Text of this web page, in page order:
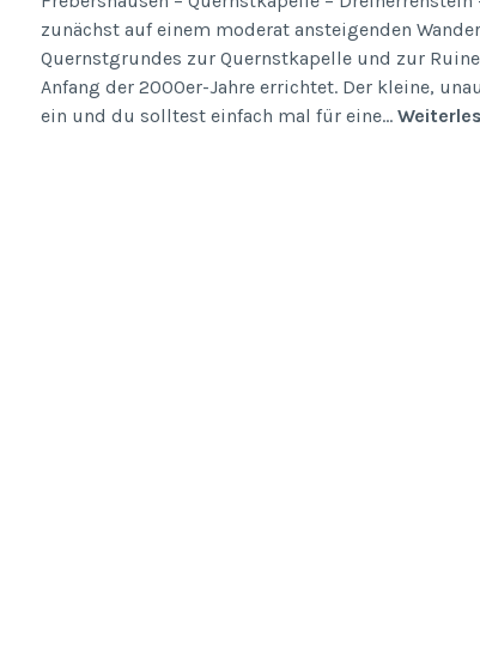
zunächst auf einem moderat ansteigenden
Quernstgrundes zur Quernstkapelle und zur
Anfang der 2000er-Jahre errichtet. Der kleine,
ein und du solltest einfach mal für eine…